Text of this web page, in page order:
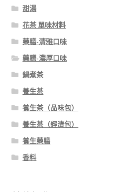
甜湯
花茶 單味材料
藥膳-清雅口味
藥膳-濃厚口味
鍋煮茶
養生茶
養生茶（品味包）
養生茶（經濟包）
養生藥膳
香料